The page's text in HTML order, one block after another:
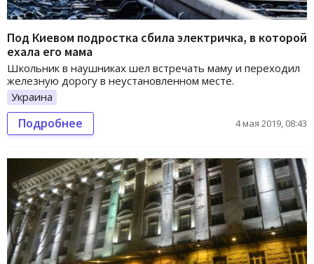
Под Киевом подростка сбила электричка, в которой
ехала его мама
Школьник в наушниках шел встречать маму и переходил
железную дорогу в неустановленном месте.
Украина
Подробнее 4 мая 2019, 08:43